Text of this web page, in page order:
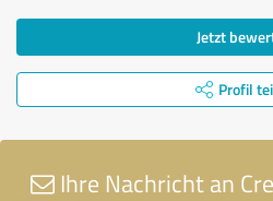
Jetzt
Profil
Ihre Nachricht an